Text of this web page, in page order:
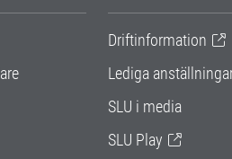
Driftinformation
Lediga
SLU i media
SLU Play